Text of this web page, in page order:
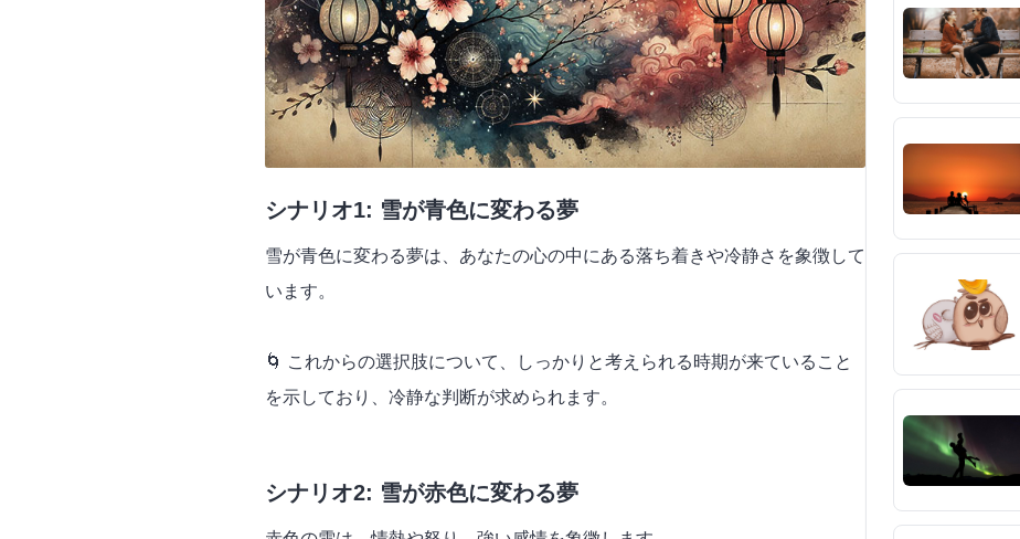
シナリオ1: 雪が青色に変わる夢
雪が青色に変わる夢は、あなたの心の中にある落ち着きや冷静さを象徴して
います。
🌀 これからの選択肢について、しっかりと考えられる時期が来ていること
を示しており、冷静な判断が求められます。
シナリオ2: 雪が赤色に変わる夢